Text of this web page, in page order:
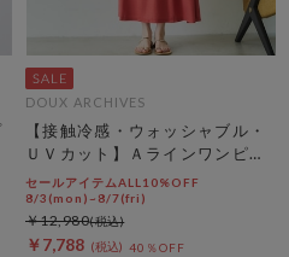
DOUX ARCHIVES
【接触冷感・ウォッシャブル・
ＵＶカット】Ａラインワンピー
ス
セールアイテムALL10%OFF
8/3(mon)~8/7(fri)
￥7,788 40％OFF
￥12,980